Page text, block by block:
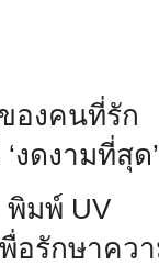
องคนที่รัก
งดงามที่สุด
พิมพ์ UV
อรักษาคว